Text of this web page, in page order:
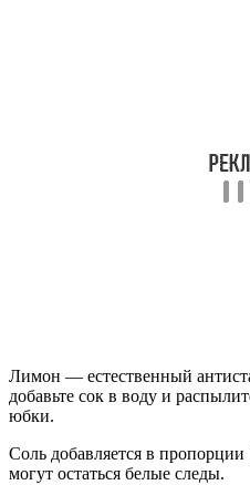
Лимон — естественный
добавьте сок в воду и
юбки.
Соль добавляется в
могут остаться белые следы.